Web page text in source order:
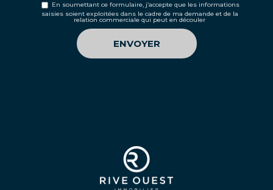
En soumettant ce formulaire, j’accepte que les informations
saisies soient exploitées dans le cadre de ma demande et de la
relation commerciale qui peut en découler